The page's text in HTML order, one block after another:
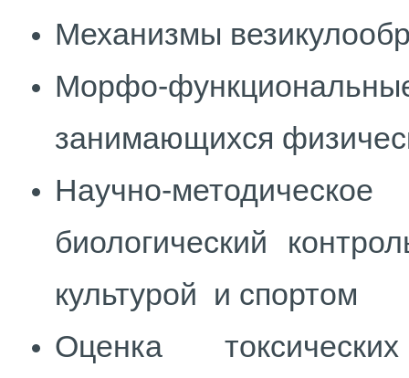
Механизмы
Морфо-
занимающихся
Научно-
биологический
культурой и спортом
Оценка токсических